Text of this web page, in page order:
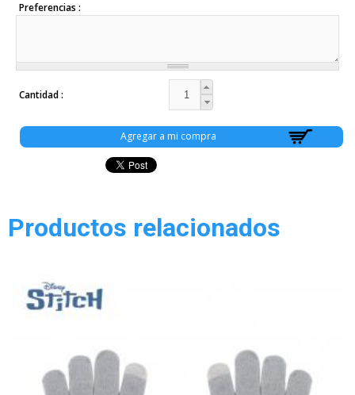
Preferencias
Cantidad
Productos relacionados